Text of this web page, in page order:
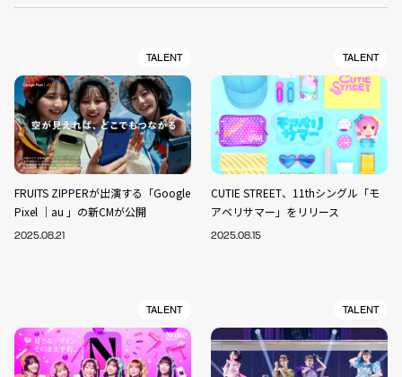
TALENT
FRUITS ZIPPERが出演する「Google
Pixel ｜au 」の新CMが公開
2025.08.21
TALENT
CUTIE STREET、11thシングル「モ
アベリサマー」をリリース
2025.08.15
TALENT TALENT